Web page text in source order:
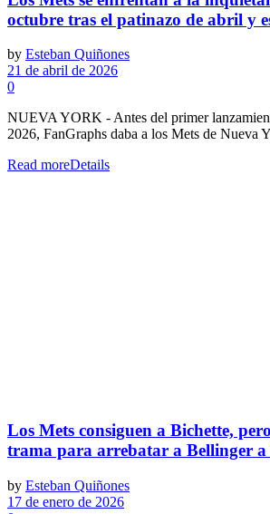
octubre tras el patinazo de abril y
by Esteban Quiñones
21 de abril de 2026
0
NUEVA YORK - Antes del primer
2026, FanGraphs daba a los Mets de Nueva
Read moreDetails
Los Mets consiguen a Bichette,
trama para arrebatar a Bellinger a
by Esteban Quiñones
17 de enero de 2026